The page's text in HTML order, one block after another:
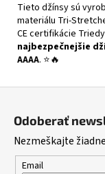
Tieto džínsy sú
materiálu Tri-
CE certifikácie Triedy
najbezpečnejšie
AAAA. ⭐🔥
Odoberať
Nezmeškajte
Email